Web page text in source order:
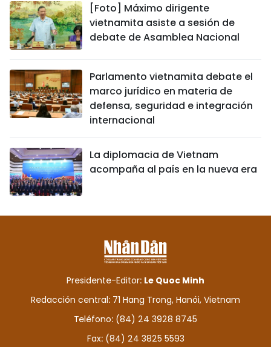
[Foto] Máximo dirigente
vietnamita asiste a sesión de
debate de Asamblea Nacional
Parlamento vietnamita debate el
marco jurídico en materia de
defensa, seguridad e integración
internacional
La diplomacia de Vietnam
acompaña al país en la nueva era
Presidente-Editor: Le Quoc Minh
Redacción central: 71 Hang Trong, Hanói, Vietnam
Teléfono: (84) 24 3928 8745
Fax: (84) 24 3825 5593